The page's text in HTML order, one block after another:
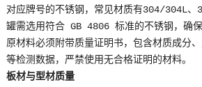
对应牌号的不锈钢，常见材质有304/304L
罐需选用符合 GB 4806 标准的不锈钢，确保
原材料必须附带质量证明书，包含材质成分
等检测数据，严禁使用无合格证明的材料。
板材与型材质量